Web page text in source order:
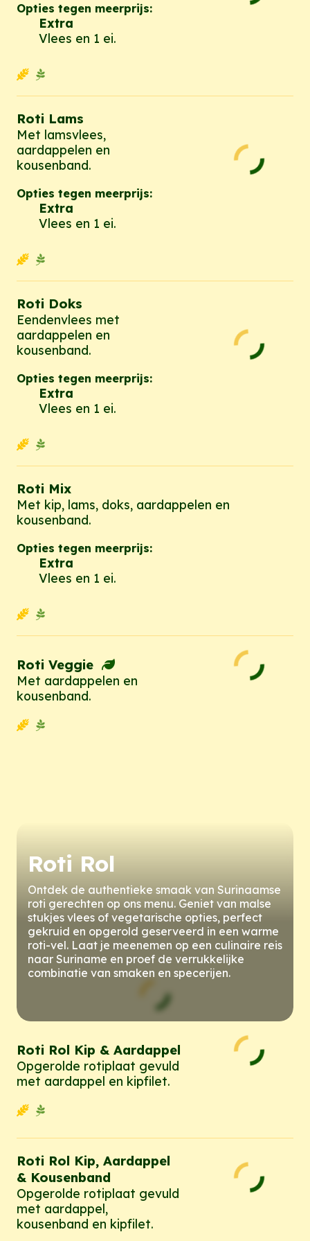
Opties tegen meerprijs:
Extra
Vlees en 1 ei.
Roti Lams
Met lamsvlees,
aardappelen en
kousenband.
Opties tegen meerprijs:
Extra
Vlees en 1 ei.
Roti Doks
Eendenvlees met
aardappelen en
kousenband.
Opties tegen meerprijs:
Extra
Vlees en 1 ei.
Roti Mix
Met kip, lams, doks, aardappelen en
kousenband.
Opties tegen meerprijs:
Extra
Vlees en 1 ei.
Met aardappelen en
kousenband.
Roti Rol
Ontdek de authentieke smaak van Surinaamse
roti gerechten op ons menu. Geniet van malse
stukjes vlees of vegetarische opties, perfect
gekruid en opgerold geserveerd in een warme
roti-vel. Laat je meenemen op een culinaire reis
naar Suriname en proef de verrukkelijke
combinatie van smaken en specerijen.
Roti Rol Kip & Aardappel
Opgerolde rotiplaat gevuld
met aardappel en kipfilet.
Roti Rol Kip, Aardappel
& Kousenband
Opgerolde rotiplaat gevuld
met aardappel,
kousenband en kipfilet.